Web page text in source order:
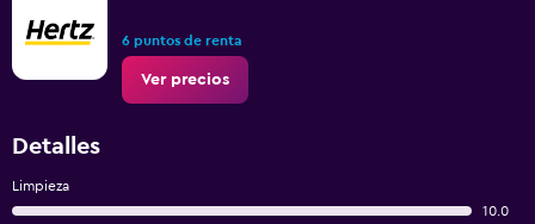
6 puntos de renta
Ver precios
Detalles
Limpieza
10.0